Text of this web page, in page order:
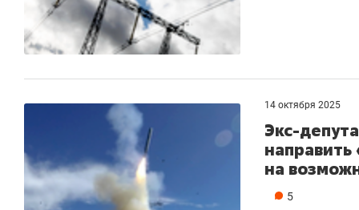
14 октября 2025
Экс-
направить
на
5